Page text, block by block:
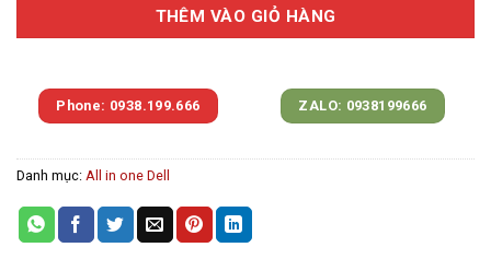
THÊM VÀO GIỎ HÀNG
Phone: 0938.199.666 ZALO: 0938199666
Danh mục: All in one Dell